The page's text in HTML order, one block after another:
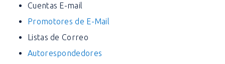
Cuentas E-mail
Promotores de E-Mail
Listas de Correo
Autorespondedores